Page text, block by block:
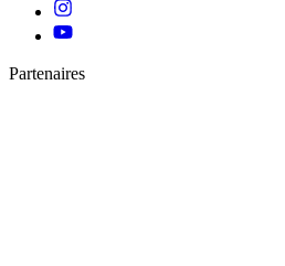
Partenaires